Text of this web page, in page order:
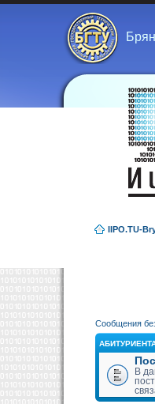
IIPO.TU-
Сообщения
В